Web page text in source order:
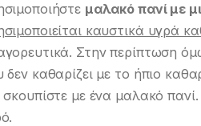
μαλακό πανί με
καυστικά υγρά
Στην περίπτωση
δεν καθαρίζει με το ήπιο
σκουπίστε με ένα μαλακό